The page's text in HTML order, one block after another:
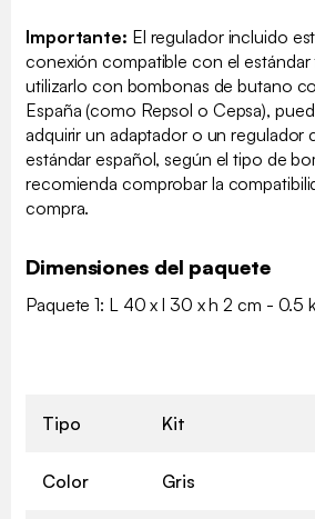
Importante: El regulador incluido
conexión compatible con el estándar
utilizarlo con bombonas de butano
España (como Repsol o Cepsa),
adquirir un adaptador o un regulador
estándar español, según el tipo de
recomienda comprobar la
compra.
Dimensiones del paquete
Paquete 1: L 40 x l 30 x h 2 cm - 0.5
Tipo Kit
Color Gris